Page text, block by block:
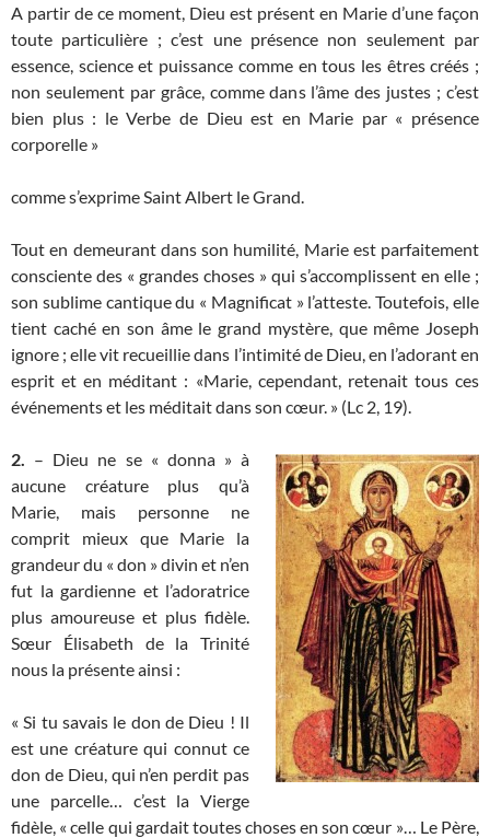
A partir de ce moment, Dieu est présent en Marie d’une façon
toute particulière ; c’est une présence non seulement par
essence, science et puissance comme en tous les êtres créés ;
non seulement par grâce, comme dans l’âme des justes ; c’est
bien plus : le Verbe de Dieu est en Marie par « présence
corporelle »
comme s’exprime Saint Albert le Grand.
Tout en demeurant dans son humilité, Marie est parfaitement
consciente des « grandes choses » qui s’accomplissent en elle ;
son sublime cantique du « Magnificat » l’atteste. Toutefois, elle
tient caché en son âme le grand mystère, que même Joseph
ignore ; elle vit recueillie dans l’intimité de Dieu, en l’adorant en
esprit et en méditant : «Marie, cependant, retenait tous ces
événements et les méditait dans son cœur. » (Lc 2, 19).
2.
– Dieu ne se « donna » à
aucune créature plus qu’à
Marie, mais personne ne
comprit mieux que Marie la
grandeur du « don » divin et n’en
fut la gardienne et l’adoratrice
plus amoureuse et plus fidèle.
Sœur Élisabeth de la Trinité
nous la présente ainsi :
« Si tu savais le don de Dieu ! Il
est une créature qui connut ce
don de Dieu, qui n’en perdit pas
une parcelle… c’est la Vierge
fidèle, « celle qui gardait toutes choses en son cœur »… Le Père,